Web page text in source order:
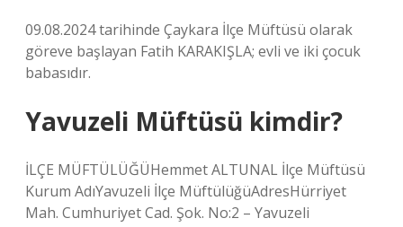
09.08.2024 tarihinde Çaykara İlçe Müftüsü olarak
göreve başlayan Fatih KARAKIŞLA; evli ve iki çocuk
babasıdır.
Yavuzeli Müftüsü kimdir?
İLÇE MÜFTÜLÜĞÜHemmet ALTUNAL İlçe Müftüsü
Kurum AdıYavuzeli İlçe MüftülüğüAdresHürriyet
Mah. Cumhuriyet Cad. Şok. No:2 – Yavuzeli